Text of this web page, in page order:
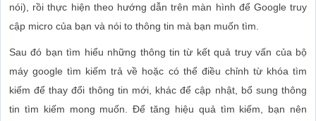
nói), rồi thực hiện theo hướng dẫn trên màn hình để Google truy
cập micro của bạn và nói to thông tin mà bạn muốn tìm.
Sau đó bạn tìm hiểu những thông tin từ kết quả truy vấn của bộ
máy google tìm kiếm trả về hoặc có thể điều chỉnh từ khóa tìm
kiếm để thay đổi thông tin mới, khác để cập nhật, bổ sung thông
tin tìm kiếm mong muốn. Để tăng hiệu quả tìm kiếm, bạn nên